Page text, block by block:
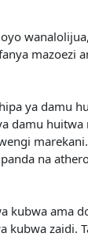
mazoezi
ya damu
damu huitwa
na
kubwa ama
kubwa zaidi.